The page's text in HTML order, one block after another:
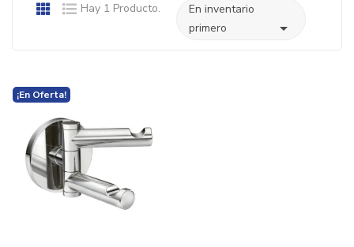
Hay 1 Producto.
En inventario
primero

¡En Oferta!